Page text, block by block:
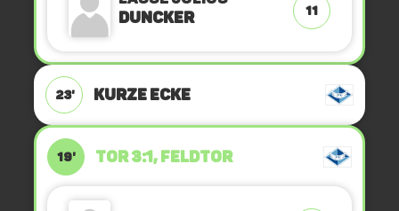
Duncker
11
23' KURZE ECKE
19' TOR 3:1, FELDTOR